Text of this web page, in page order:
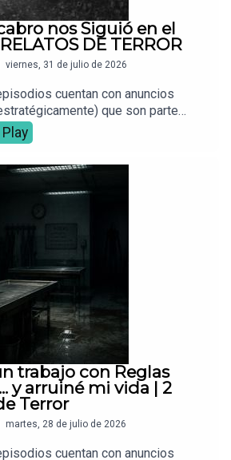
nos Siguió en el
DE TERROR
viernes, 31 de julio de 2026
cuentan con anuncios
que son parte
para que este proyecto siga en pie.
experiencia paranormal? Envíala a:
Para mejor
audífonos.
Play
trabajo con Reglas
y arruiné mi vida | 2
Terror
martes, 28 de julio de 2026
cuentan con anuncios